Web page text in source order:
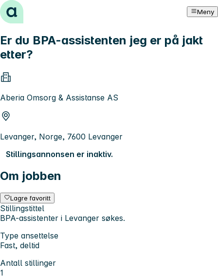
Hopp til innhold Meny
Er du BPA-assistenten jeg er på jakt
etter?
Aberia Omsorg & Assistanse AS
Levanger, Norge, 7600 Levanger
Stillingsannonsen er inaktiv.
Om jobben
Lagre favoritt
Stillingstittel
BPA-assistenter i Levanger søkes.
Type ansettelse
Fast, deltid
Antall stillinger
1